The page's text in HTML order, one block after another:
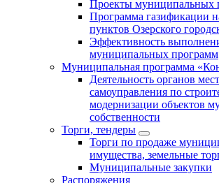
Проекты муниципальных
Программа газификации
пунктов Озерского
Эффективность
муниципальных программ
Муниципальная программа
Деятельность органов
самоуправления по
модернизации объектов
собственности
Торги, тендеры
Торги по продаже
имущества, земельные
Муниципальные закупки
Распоряжения